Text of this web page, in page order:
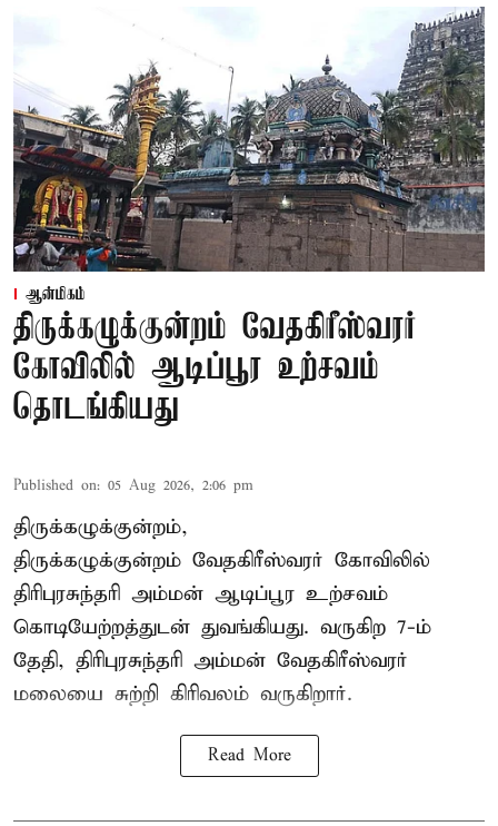
ஆன்மிகம்
திருக்கழுக்குன்றம் வேதகிரீஸ்வரர்
கோவிலில் ஆடிப்பூர உற்சவம்
தொடங்கியது
Published on: 05 Aug 2026, 2:06 pm
திருக்கழுக்குன்றம்,
திருக்கழுக்குன்றம் வேதகிரீஸ்வரர் கோவிலில்
திரிபுரசுந்தரி அம்மன் ஆடிப்பூர உற்சவம்
கொடியேற்றத்துடன் துவங்கியது. வருகிற 7-ம்
தேதி, திரிபுரசுந்தரி அம்மன் வேதகிரீஸ்வரர்
மலையை சுற்றி கிரிவலம் வருகிறார்.
Read More